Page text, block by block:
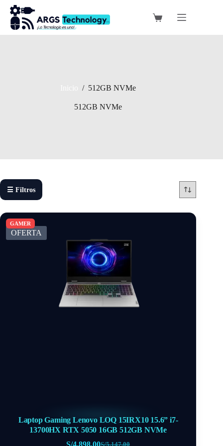
Saltar
contenido
Carro
/ 512GB NVMe
512GB NVMe
☰ Filtros
OFERTA
Laptop Gaming Lenovo LOQ 15IRX10 15.6” i7-
13700HX RTX 5050 16GB 512GB NVMe
S/5,147.00